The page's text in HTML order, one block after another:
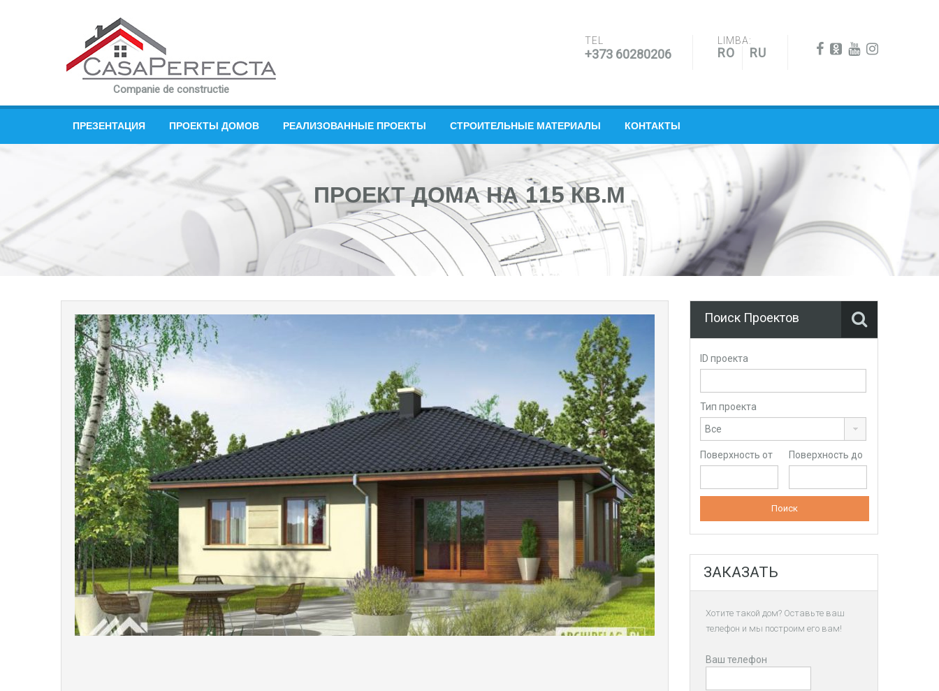
Companie de constructie
TEL
+373 60280206
LIMBA:
RO RU
ПРЕЗЕНТАЦИЯ ПРОЕКТЫ ДОМОВ РЕАЛИЗОВАННЫЕ ПРОЕКТЫ СТРОИТЕЛЬНЫЕ МАТЕРИАЛЫ КОНТАКТЫ
ПРОЕКТ ДОМА НА 115 КВ.М
Поиск Проектов
ID проекта
Тип проекта
Поверхность от Поверхность до
ЗАКАЗАТЬ
Хотите такой дом? Оставьте ваш
телефон и мы построим его вам!
Ваш телефон